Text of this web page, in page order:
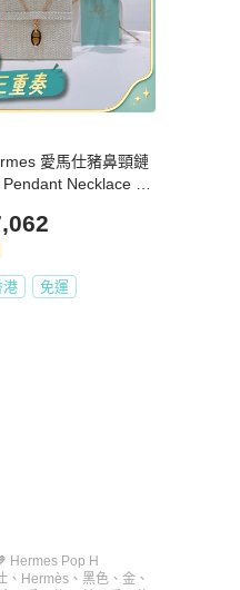
愛馬仕豬鼻頸鏈
Necklace Bl
港 免運
Hermes Pop H
、 Hermès 、 黑色 、 金 、